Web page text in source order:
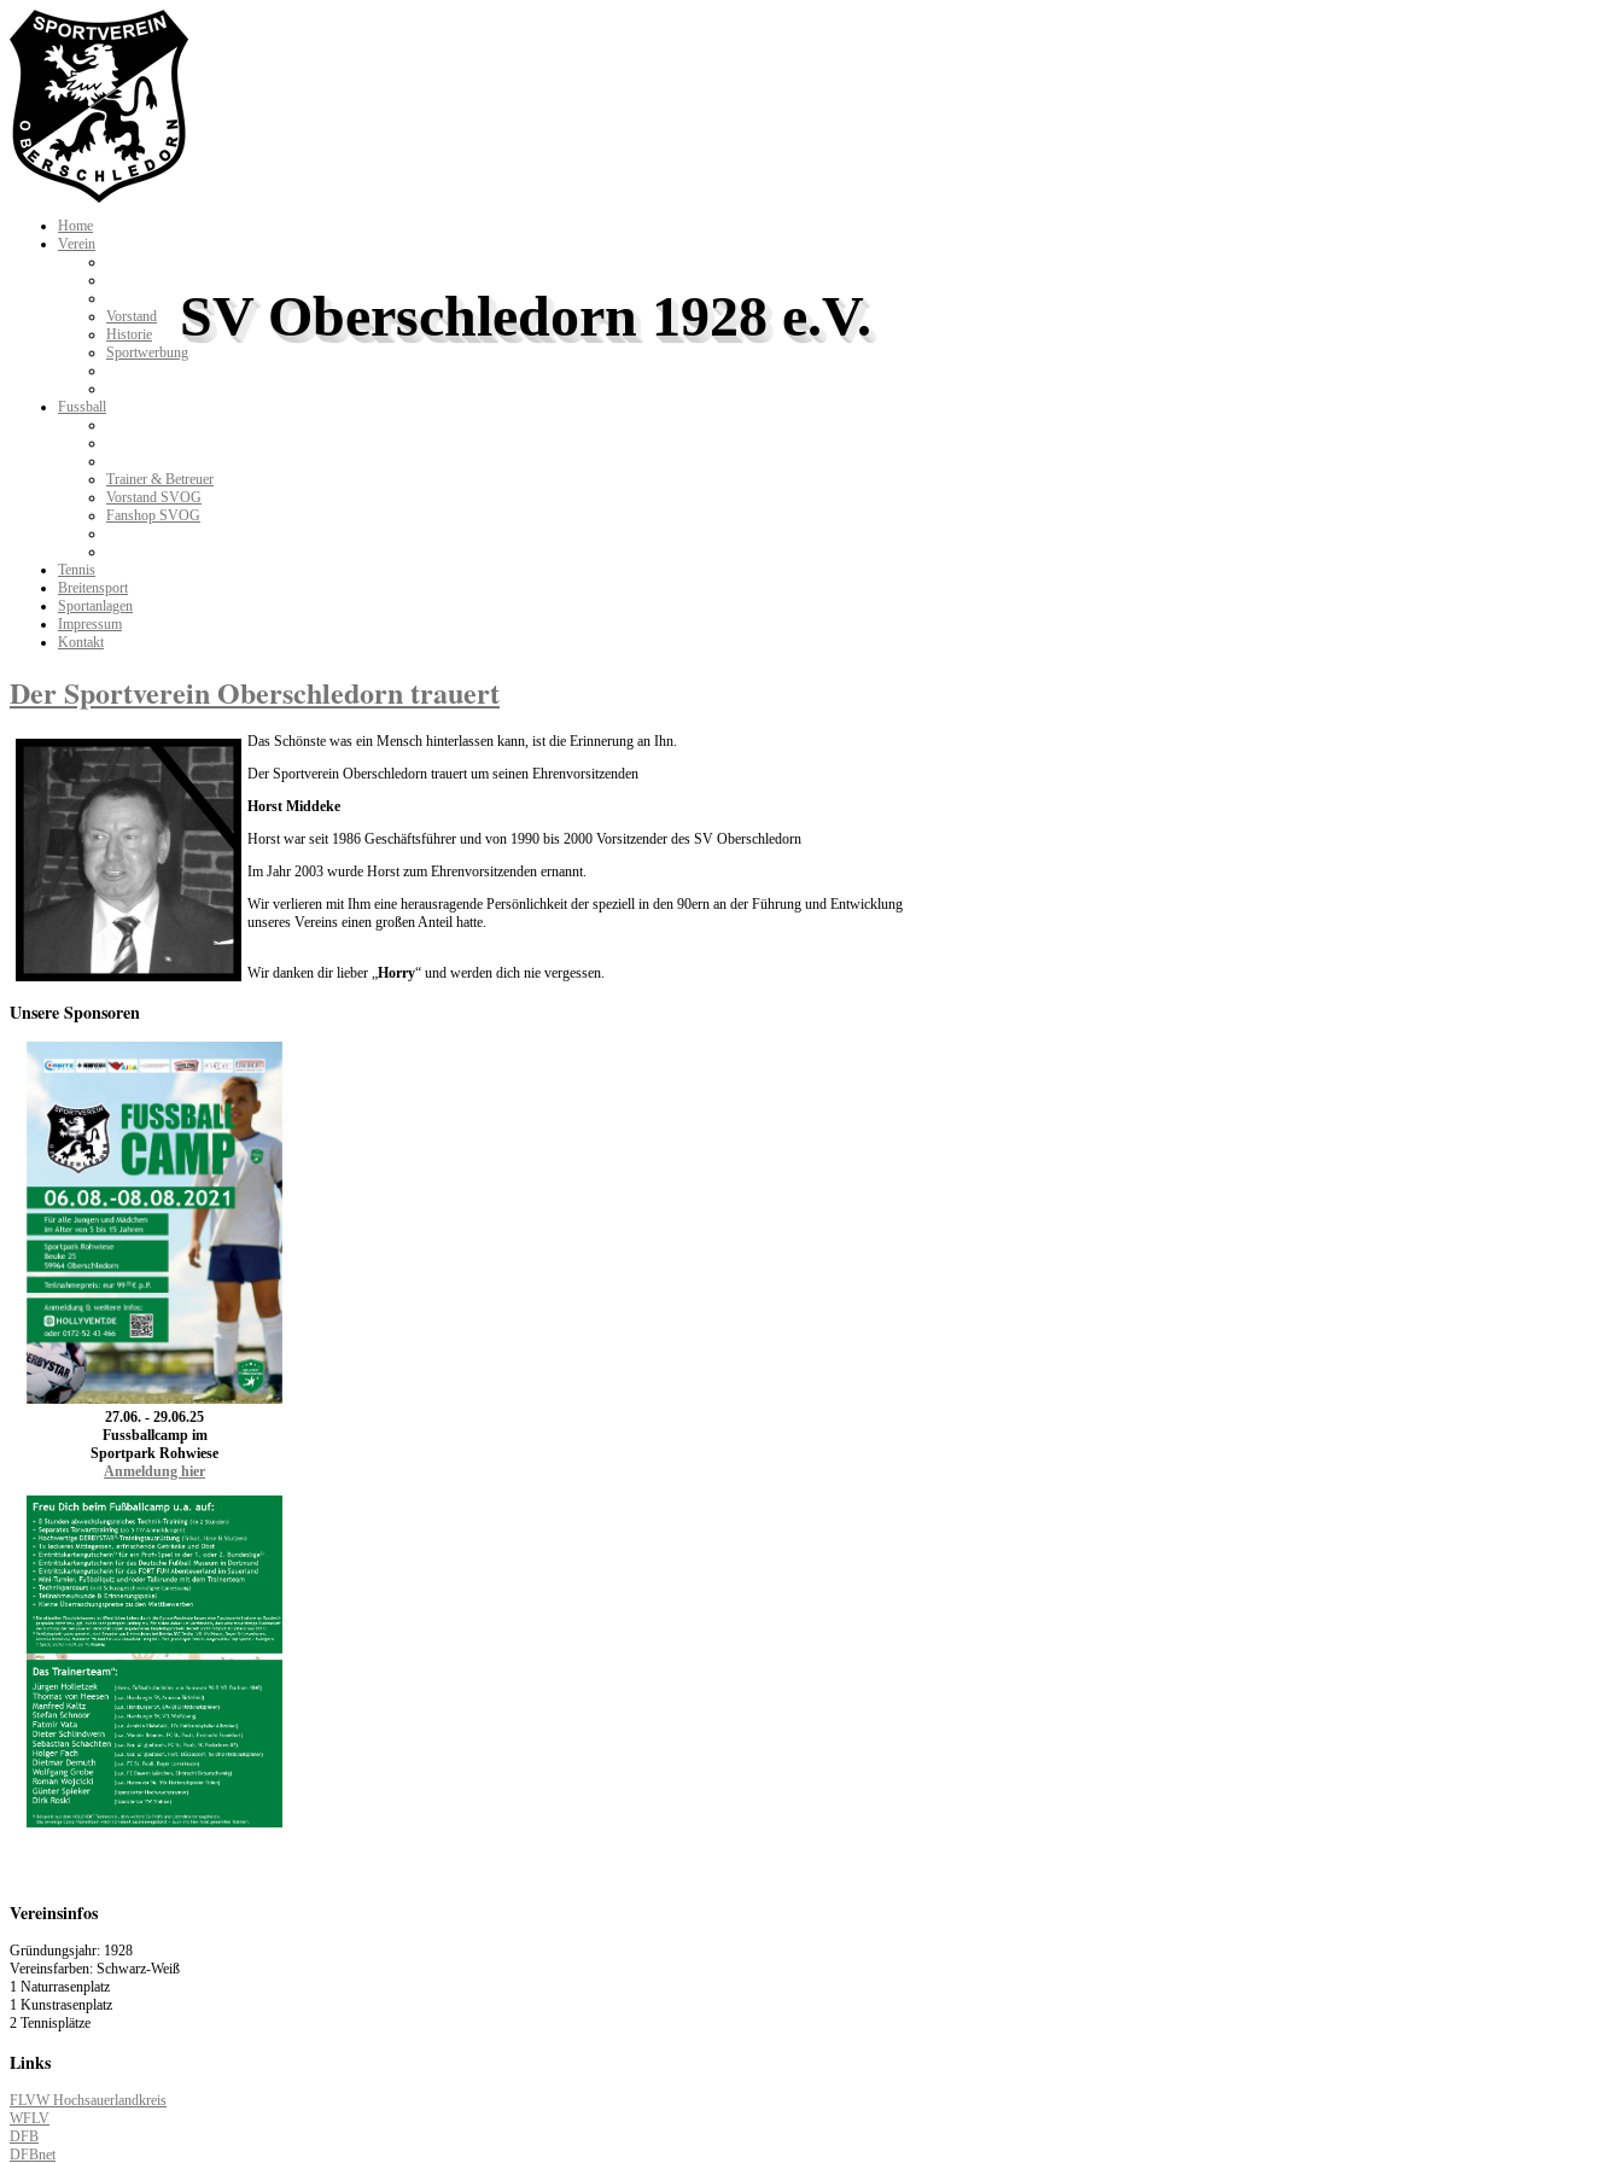
SV Oberschledorn 1928 e.V.
Home
Verein
Vorstand
Historie
Sportwerbung
Fussball
Trainer & Betreuer
Vorstand SVOG
Fanshop SVOG
Tennis
Breitensport
Sportanlagen
Impressum
Kontakt
Der Sportverein Oberschledorn trauert
Das Schönste was ein Mensch hinterlassen kann, ist die Erinnerung an Ihn.
Der Sportverein Oberschledorn trauert um seinen Ehrenvorsitzenden
Horst Middeke
Horst war seit 1986 Geschäftsführer und von 1990 bis 2000 Vorsitzender des SV Oberschledorn
Im Jahr 2003 wurde Horst zum Ehrenvorsitzenden ernannt.
Wir verlieren mit Ihm eine herausragende Persönlichkeit der speziell in den 90ern an der Führung und Entwicklung
unseres Vereins einen großen Anteil hatte.
Wir danken dir lieber „Horry“ und werden dich nie vergessen.
UnsereSponsoren
27.06. - 29.06.25
Fussballcamp im
Sportpark Rohwiese
Anmeldung hier
Vereinsinfos
Gründungsjahr: 1928
Vereinsfarben: Schwarz-Weiß
1 Naturrasenplatz
1 Kunstrasenplatz
2 Tennisplätze
Links
FLVW Hochsauerlandkreis
WFLV
DFB
DFBnet